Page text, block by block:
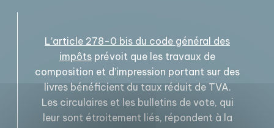
L’article 278-0 bis du code général des
impôts prévoit que les travaux de
composition et d’impression portant sur des
livres bénéficient du taux réduit de TVA.
Les circulaires et les bulletins de vote, qui
leur sont étroitement liés, répondent à la